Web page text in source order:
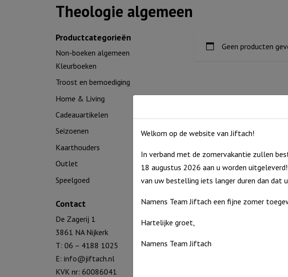
Theologie algemeen
Productcategorieën
Non-boeken algemeen
Kleurboeken
Troost en bemoediging
Home & Living
Cadeauartikelen
Seizoenen
Kaarthouders
Outlet
Speelgoed
Contact
De Zagerij 1
3861 NA Nijkerk
T: 06 – 4188 1025
E: info@jiftach.nl
KVK nr: 60086041
Geen producten
Welkom op de website van Jiftach!
In verband met de zomervakantie zullen
18 augustus 2026 aan u worden
van uw bestelling iets langer duren dan dat
Namens Team Jiftach een fijne zomer
Hartelijke groet,
Namens Team Jiftach